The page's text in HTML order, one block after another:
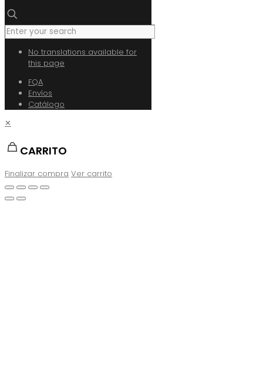
No translations available for
this page
FQA
Envíos
Catálogo
✕
CARRITO
Finalizar compra Ver carrito